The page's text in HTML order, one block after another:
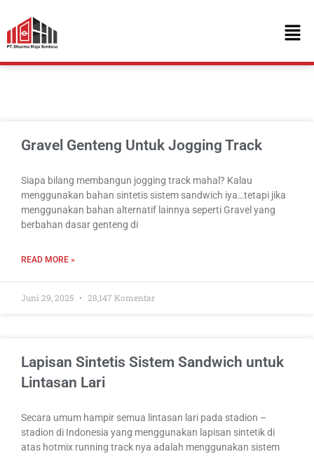
Gravel Genteng Untuk Jogging Track
Siapa bilang membangun jogging track mahal? Kalau
menggunakan bahan sintetis sistem sandwich iya…tetapi jika
menggunakan bahan alternatif lainnya seperti Gravel yang
berbahan dasar genteng di
READ MORE »
Juni 29, 2025 28,147 Komentar
Lapisan Sintetis Sistem Sandwich untuk
Lintasan Lari
Secara umum hampir semua lintasan lari pada stadion –
stadion di Indonesia yang menggunakan lapisan sintetik di
atas hotmix running track nya adalah menggunakan sistem